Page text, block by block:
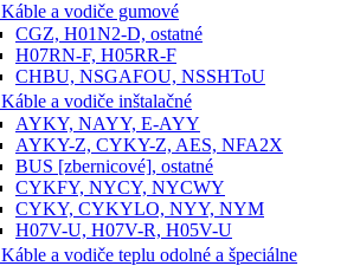
Káble a vodiče gumové
CGZ, H01N2-D, ostatné
H07RN-F, H05RR-F
CHBU, NSGAFOU, NSSHToU
Káble a vodiče inštalačné
AYKY, NAYY, E-AYY
AYKY-Z, CYKY-Z, AES, NFA2X
BUS [zbernicové], ostatné
CYKFY, NYCY, NYCWY
CYKY, CYKYLO, NYY, NYM
H07V-U, H07V-R, H05V-U
Káble a vodiče teplu odolné a špeciálne